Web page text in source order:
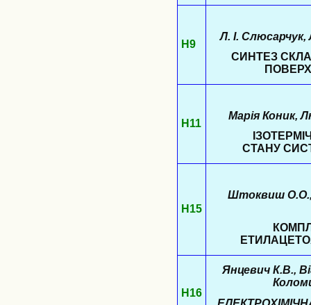
Н9
Л. І.
СИНТЕЗ
Н11
Марія Коник,
СТАНУ
Н15
Штоквиш О.О.,
Н16
Янцевич К.В.,